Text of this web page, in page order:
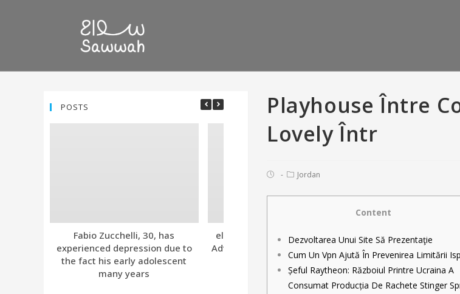
Playhouse Între
Lovely Într
Jordan
Content
Dezvoltarea Unui Site Să Prezentaţie
Cum Un Vpn Ajută În Prevenirea Limitării Isp
Șeful Raytheon: Războiul Printre Ucraina A
Consumat Producția De Rachete Stinger
POSTS
Fabio Zucchelli, 30, has
experienced depression due to
the fact his early adolescent
many years
eleven. Tinder Versus Bumble:
Advanced Subscriptions • Tinder
Together with And Gold
Compared to Bumble Raise
So you’re able to
of offense appears
pardonable